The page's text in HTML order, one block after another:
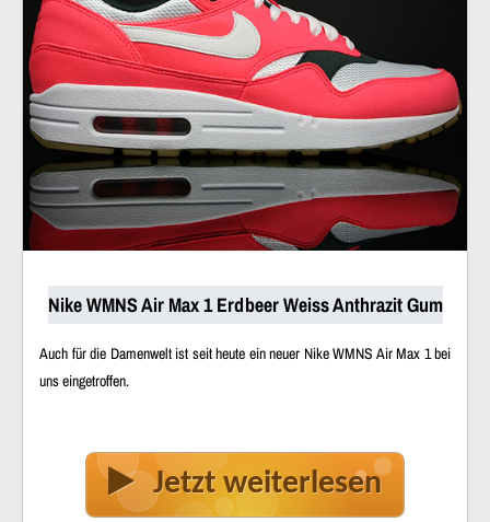
Nike WMNS Air Max 1 Erdbeer Weiss Anthrazit Gum
Auch für die Damenwelt ist seit heute ein neuer Nike WMNS Air Max 1 bei
uns eingetroffen.
Jetzt weiterlesen